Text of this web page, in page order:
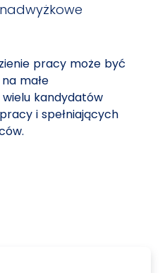
pracy może być
małe
kandydatów
i spełniających